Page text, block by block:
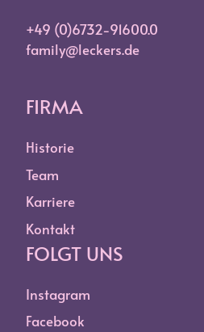
+49 (0)6732-91600.0
family@leckers.de
FIRMA
Historie
Team
Karriere
Kontakt
FOLGT UNS
Instagram
Facebook